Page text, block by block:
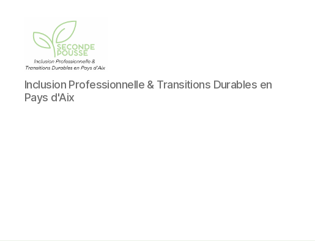
AMS
Environnement
/
Inclusion Professionnelle & Transitions Durables en
Pays d'Aix